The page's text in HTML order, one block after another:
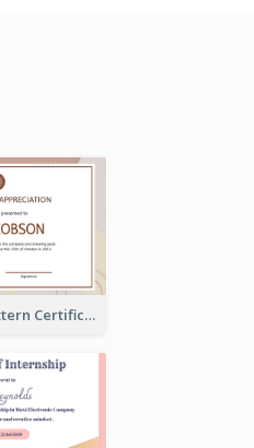
Soft Brown Pattern Certificate